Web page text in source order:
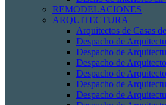
REMODELACIONES
ARQUITECTURA
Arquitectos de Casas
Despacho de
Despacho de
Despacho de
Despacho de
Despacho de
Despacho de